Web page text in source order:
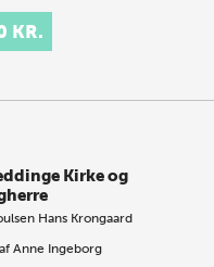
KR.
Kirke og
Hans Krongaard
Anne Ingeborg